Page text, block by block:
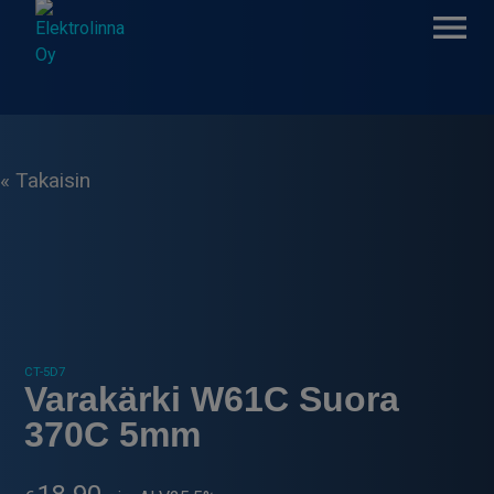
content
« Takaisin
CT-5D7
Varakärki W61C Suora
370C 5mm